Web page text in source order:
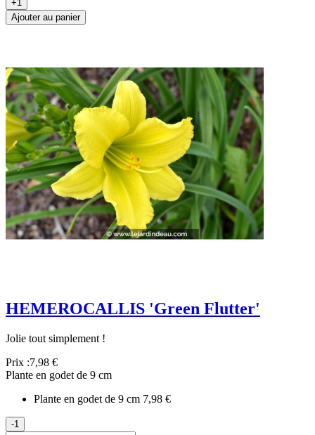
+1
Ajouter au panier
HEMEROCALLIS 'Green Flutter'
Jolie tout simplement !
Prix :7,98 €
Plante en godet de 9 cm
Plante en godet de 9 cm 7,98 €
-1